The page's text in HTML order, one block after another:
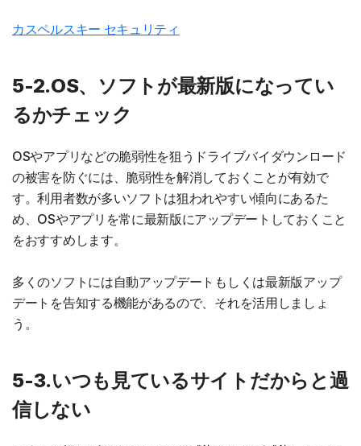
カスペルスキー セキュリティ
5-2.OS、ソフトが最新版になってい
るかチェック
OSやアプリなどの脆弱性を狙うドライブバイダウンロード
の被害を防ぐには、脆弱性を解消しておくことが有効で
す。利用者数が多いソフトは狙われやすい傾向にあるた
め、OSやアプリを常に最新版にアップデートしておくこと
をおすすめします。
多くのソフトには自動アップデートもしくは最新版アップ
デートを告知する機能があるので、それを活用しましょ
う。
5-3.いつも見ているサイトだからと過
信しない